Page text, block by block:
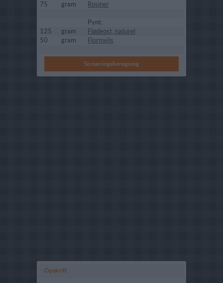
75
gram Rosiner
Pynt:
125
gram
Flødeost, naturel
50
gram Flormelis
Se næringsberegning
Opskrift